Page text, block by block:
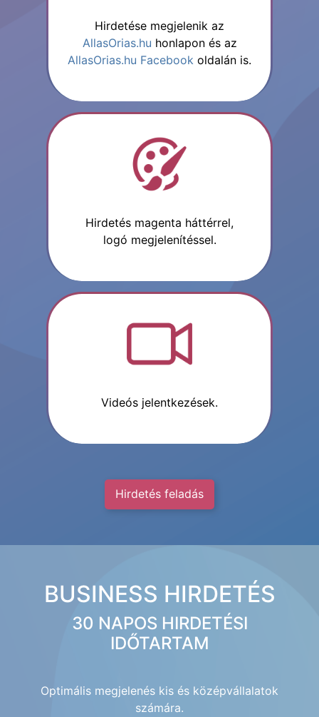
Hirdetése megjelenik az
AllasOrias.hu honlapon és az
AllasOrias.hu Facebook oldalán is.
Hirdetés magenta háttérrel,
logó megjelenítéssel.
Videós jelentkezések.
Hirdetés feladás
BUSINESS HIRDETÉS
30 NAPOS HIRDETÉSI
IDŐTARTAM
Optimális megjelenés kis és középvállalatok
számára.